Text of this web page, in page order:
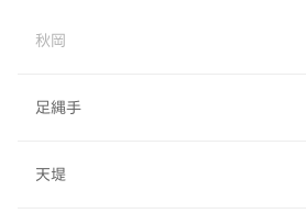
秋岡
足縄手
天堤